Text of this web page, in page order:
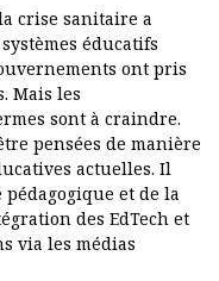
crise sanitaire a
éducatifs
ont pris
Mais les
sont à craindre.
pensées de manière
actuelles. Il
et de la
des EdTech et
via les médias